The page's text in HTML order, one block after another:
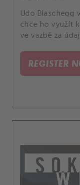
Udo Blaschegg
chce ho využít
ve vazbě za
REGISTER